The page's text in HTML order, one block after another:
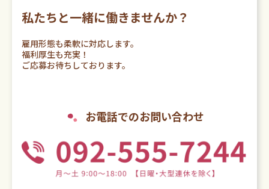
私たちと一緒に働きませんか？
雇用形態も柔軟に対応します。
福利厚生も充実！
ご応募お待ちしております。
お電話でのお問い合わせ